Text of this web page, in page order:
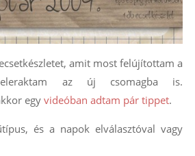
amit most felújítottam a
az új csomagba is.
egy videóban adtam pár tippet.
és a napok elválasztóval vagy